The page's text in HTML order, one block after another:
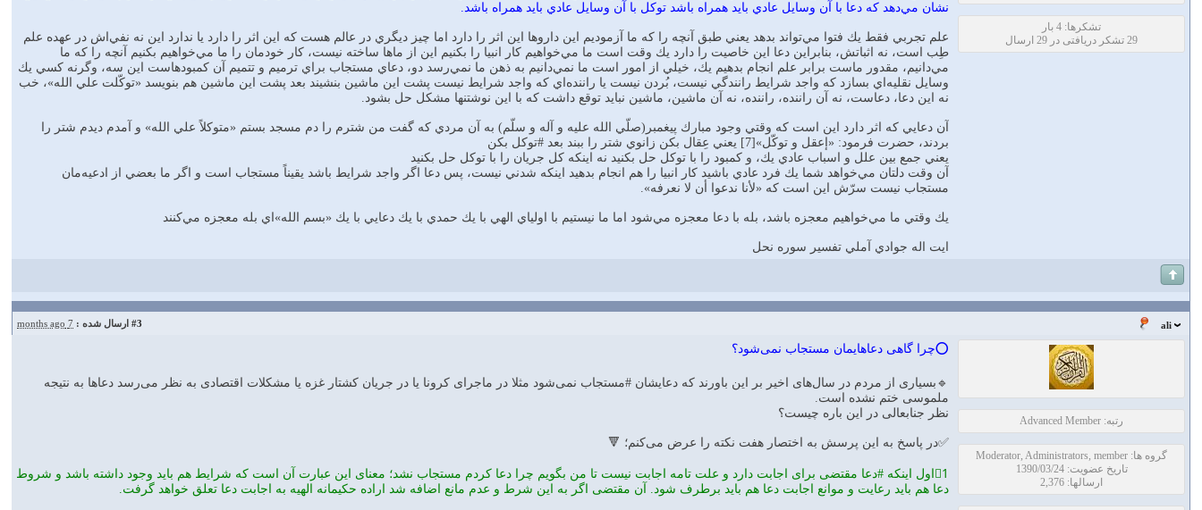
تشکرها: 4 بار
29 تشکر دریافتی در 29 ارسال
نشان مي‌دهد كه دعا با آن وسايل عادي بايد همراه باشد توكل با آن وسايل عادي بايد همراه باشد.
علم تجربي فقط يك فتوا مي‌تواند بدهد يعني طبق آنچه را كه ما آزموديم اين داروها اين اثر را دارد اما چيز ديگري در عالم هست كه اين اثر را دارد يا ندارد اين نه نفي‌اش در عهده علم
طِب است، نه اثباتش، بنابراين دعا اين خاصيت را دارد يك وقت است ما مي‌خواهيم كار انبيا را بكنيم اين از ماها ساخته نيست، كار خودمان را ما مي‌خواهيم بكنيم آنچه را كه ما
مي‌دانيم، مقدور ماست برابر علم انجام بدهيم يك، خيلي از امور است ما نمي‌دانيم به ذهن ما نمي‌رسد دو، دعاي مستجاب براي ترميم و تتميم آن كمبودهاست اين سه، وگرنه كسي يك
وسايل نقليه‌اي بسازد كه واجد شرايط رانندگي نيست، بُردن نيست يا راننده‌اي كه واجد شرايط نيست پشت اين ماشين بنشيند بعد پشت اين ماشين هم بنويسد «توكّلت علي الله»، خب
نه اين دعا، دعاست، نه آن راننده، راننده، نه آن ماشين، ماشين نبايد توقع داشت كه با اين نوشتنها مشكل حل بشود.
آن دعايي كه اثر دارد اين است كه وقتي وجود مبارك پيغمبر(صلّي الله عليه و آله و سلّم) به آن مردي كه گفت من شترم را دم مسجد بستم «متوكلاً علي الله» و آمدم ديدم شتر را
بردند، حضرت فرمود: «إعقل و توكّل»[7] يعني عِقال بكن زانوي شتر را ببند بعد #توكل بكن
يعني جمع بين علل و اسباب عادي يك، و كمبود را با توكل حل بكنيد نه اينكه كل جريان را با توكل حل بكنيد
آن وقت دلتان مي‌خواهد شما يك فرد عادي باشيد كار انبيا را هم انجام بدهيد اينكه شدني نيست، پس دعا اگر واجد شرايط باشد يقيناً مستجاب است و اگر ما بعضي از ادعيه‌مان
مستجاب نيست سرّش اين است كه «لأنا ندعوا أن لا نعرفه».
يك وقتي ما مي‌خواهيم معجزه باشد، بله با دعا معجزه مي‌شود اما ما نيستيم با اولياي الهي با يك حمدي با يك دعايي با يك «بسم الله»اي بله معجزه مي‌كنند
ايت اله جوادي آملي تفسير سوره نحل
ali
#3 ارسال شده : 7 months ago
رتبه: Advanced Member
گروه ها: Moderator, Administrators, member
تاریخ عضویت: 1390/03/24
ارسالها: 2,376
⭕️چرا گاهی دعاهایمان مستجاب نمی‌شود؟
🔹بسیاری از مردم در سال‌های اخیر بر این باورند که دعایشان #مستجاب نمی‌شود مثلا در ماجرای کرونا یا در جریان کشتار غزه یا مشکلات اقتصادی به نظر می‌رسد دعاها به نتیجه
ملموسی ختم نشده است.
نظر جنابعالی در این باره چیست؟
✅در پاسخ به این پرسش به اختصار هفت نکته را عرض می‌کنم؛ 🔻
1⃣اول اینکه #دعا مقتضی برای اجابت دارد و علت تامه اجابت نیست تا من بگویم چرا دعا کردم مستجاب نشد؛ معنای این عبارت آن است که شرایط هم باید وجود داشته باشد و شروط
دعا هم باید رعایت و موانع اجابت دعا هم باید برطرف شود. آن مقتضی اگر به این شرط و عدم مانع اضافه شد اراده حکیمانه الهیه به اجابت دعا تعلق خواهد گرفت.